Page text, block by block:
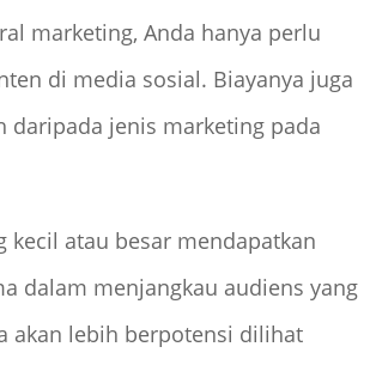
marketing, Anda hanya perlu
di media sosial. Biayanya juga
daripada jenis marketing pada
kecil atau besar mendapatkan
dalam menjangkau audiens yang
akan lebih berpotensi dilihat